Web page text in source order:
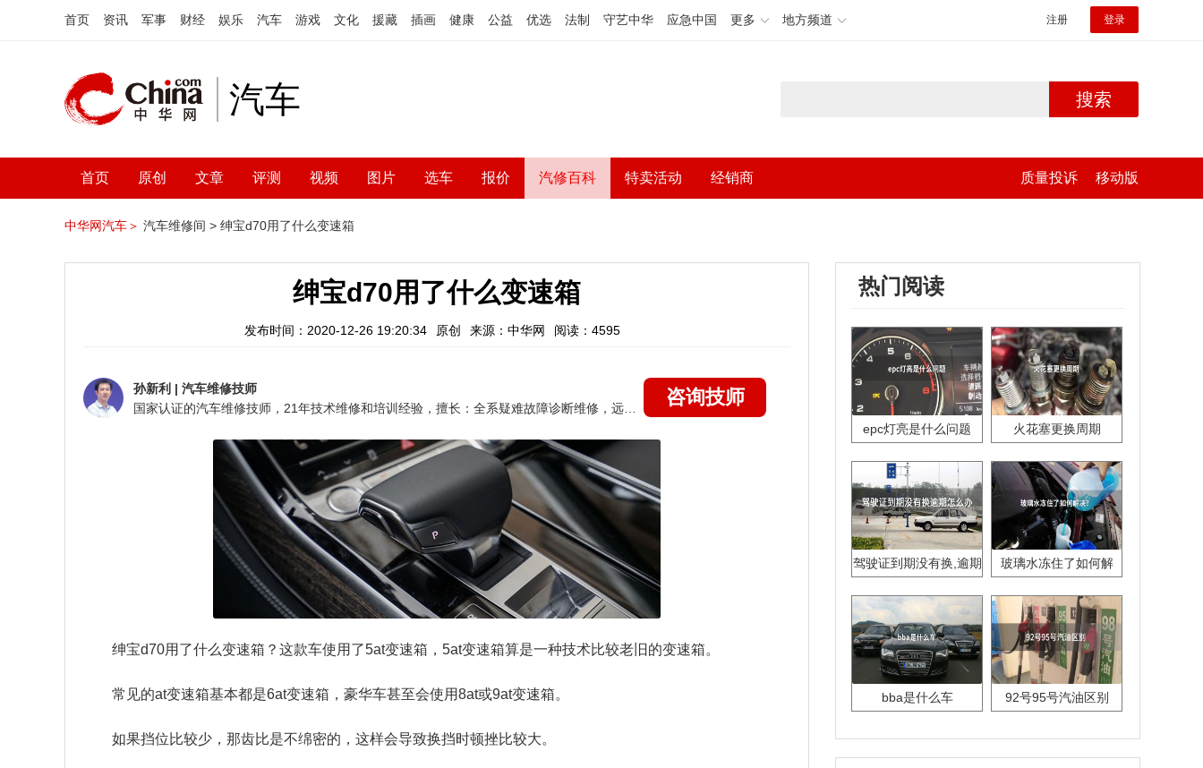
首页 资讯 军事 财经 娱乐 汽车 游戏 文化 援藏 插画 健康 公益 优选 法制 守艺中华 应急中国 更多 地方频道 注册 登录
汽车 搜索
首页 原创 文章 评测 视频 图片 选车 报价 汽修百科 特卖活动 经销商 质量投诉 移动版
中华网汽车＞ 汽车维修间 > 绅宝d70用了什么变速箱
绅宝d70用了什么变速箱
发布时间：2020-12-26 19:20:34 原创 来源：中华网 阅读：4595
孙新利 | 汽车维修技师
咨询技师
绅宝d70用了什么变速箱？ 这款车使用了5at变速箱，5at变速箱算是一种技术比较老旧的变速箱。
常见的at变速箱基本都是6at变速箱，豪华车甚至会使用8at或9at变速箱。
如果挡位比较少，那齿比是不绵密的，这样会导致换挡时顿挫比较大。
热门阅读
epc灯亮是什么问题 火花塞更换周期
驾驶证到期没有换,逾期
玻璃水冻住了如何解
bba是什么车 92号95号汽油区别